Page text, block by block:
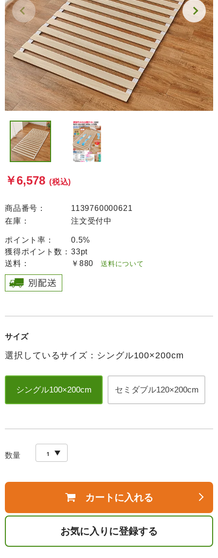
￥6,578 (税込)
商品番号：
1139760000621
在庫：
注文受付中
ポイント率：
0.5%
獲得ポイント数： 33pt
送料：
￥880 送料について
サイズ
選択しているサイズ：シングル100×200cm
シングル100×200cm セミダブル120×200cm
数量
カートに入れる
お気に入りに登録する